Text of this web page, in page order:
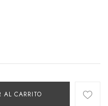
AL CARRITO